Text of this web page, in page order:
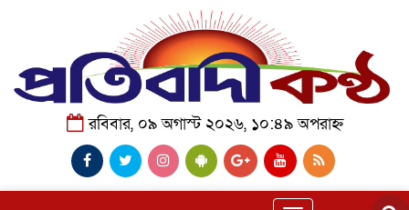
রবিবার, ০৯ অগাস্ট ২০২৬, ১০:৪৯ অপরাহ্ন